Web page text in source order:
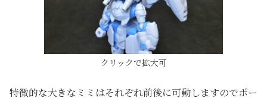
クリックで拡大可
特徴的な大きなミミはそれぞれ前後に可動しますのでポー